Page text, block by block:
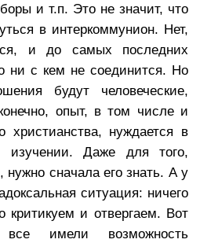
и т.п. Это не значит, что
в интеркоммунион. Нет,
и до самых последних
ни с кем не соединится. Но
будут человеческие,
опыт, в том числе и
христианства, нуждается в
изучении. Даже для того,
нужно сначала его знать. А у
ситуация: ничего
критикуем и отвергаем. Вот
имели возможность